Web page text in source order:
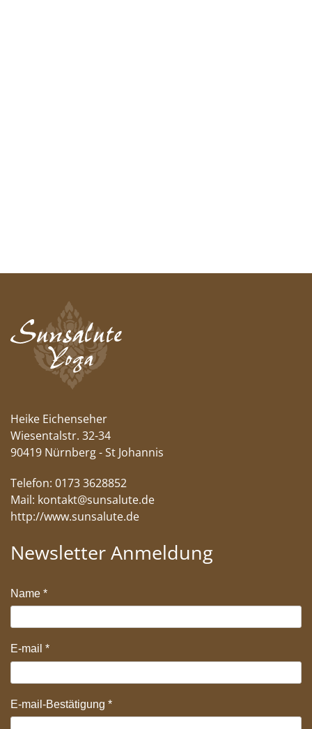
Heike Eichenseher
Wiesentalstr. 32-34
90419 Nürnberg - St Johannis
Telefon: 0173 3628852
Mail: kontakt@sunsalute.de
http://www.sunsalute.de
Newsletter Anmeldung
Name *
E-mail *
E-mail-Bestätigung *